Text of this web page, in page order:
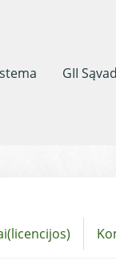
GII